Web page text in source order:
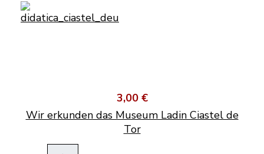
3,00 €
Wir erkunden das Museum Ladin Ciastel de
Tor